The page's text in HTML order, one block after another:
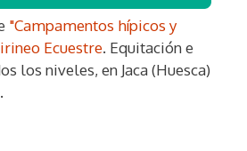
"Campamentos hípicos y
Ecuestre. Equitación e
los niveles, en Jaca (Huesca)